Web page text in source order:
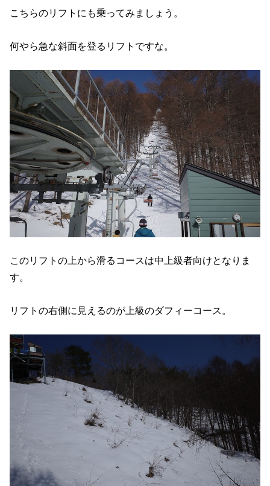
こちらのリフトにも乗ってみましょう。
何やら急な斜面を登るリフトですな。
このリフトの上から滑るコースは中上級者向けとなりま
す。
リフトの右側に見えるのが上級のダフィーコース。